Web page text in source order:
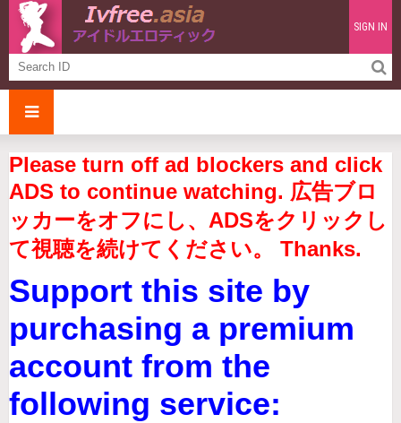
SIGN IN
Please turn off ad blockers and click
ADS to continue watching. 広告ブロ
ッカーをオフにし、ADSをクリックし
て視聴を続けてください。 Thanks.
Support this site by
purchasing a premium
account from the
following service: